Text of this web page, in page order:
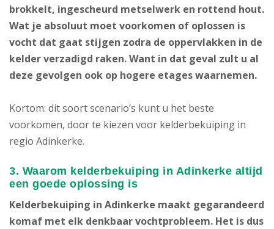
brokkelt, ingescheurd metselwerk en rottend hout.
Wat je absoluut moet voorkomen of oplossen is
vocht dat gaat stijgen zodra de oppervlakken in de
kelder verzadigd raken. Want in dat geval zult u al
deze gevolgen ook op hogere etages waarnemen.
Kortom: dit soort scenario’s kunt u het beste
voorkomen, door te kiezen voor kelderbekuiping in
regio Adinkerke.
3. Waarom kelderbekuiping in Adinkerke altijd
een goede oplossing is
Kelderbekuiping in Adinkerke maakt gegarandeerd
komaf met elk denkbaar vochtprobleem. Het is dus